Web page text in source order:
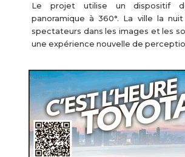
Le projet utilise un dispositif
panoramique à 360°. La ville la
spectateurs dans les images et les
une expérience nouvelle de